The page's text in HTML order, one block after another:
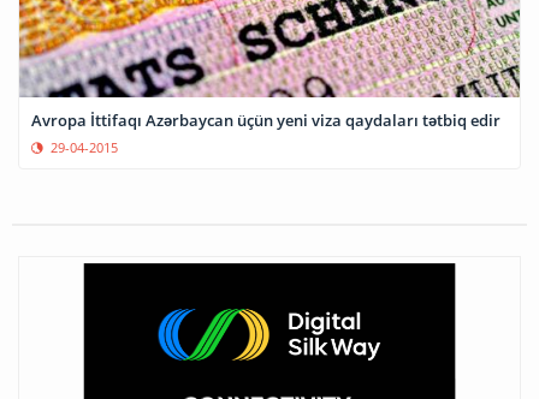
Avropa İttifaqı Azərbaycan üçün yeni viza qaydaları tətbiq edir
29-04-2015